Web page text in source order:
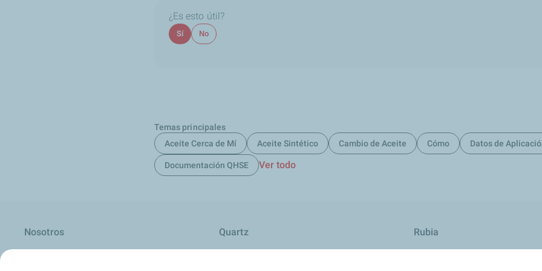
¿Es esto útil?
Sí No
Temas principales
Aceite Cerca de Mí
Aceite Sintético Cambio de Aceite Cómo Datos de
Documentación QHSE Ver todo
Nosotros Quartz Rubia